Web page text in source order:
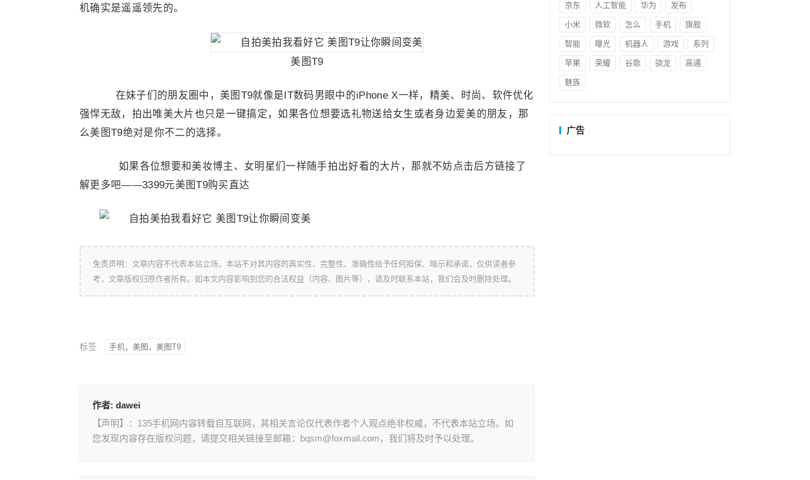
机确实是遥遥领先的。
美图T9
在妹子们的朋友圈中，美图T9就像是IT数码男眼中的iPhone X一样，精美、时尚、软件优化
强悍无敌，拍出唯美大片也只是一键搞定，如果各位想要选礼物送给女生或者身边爱美的朋友，那
么美图T9绝对是你不二的选择。
如果各位想要和美妆博主、女明星们一样随手拍出好看的大片，那就不妨点击后方链接了
解更多吧——3399元美图T9购买直达
免责声明：文章内容不代表本站立场，本站不对其内容的真实性、完整性、准确性给予任何担保、暗示和承诺，仅供读者参
考，文章版权归原作者所有。如本文内容影响到您的合法权益（内容、图片等），请及时联系本站，我们会及时删除处理。
标签: 手机，美图，美图T9
作者: dawei
【声明】：135手机网内容转载自互联网，其相关言论仅代表作者个人观点绝非权威，不代表本站立场。如
您发现内容存在版权问题，请提交相关链接至邮箱：bqsm@foxmail.com，我们将及时予以处理。
京东 人工智能 华为 发布
小米 微软 怎么 手机 旗舰
智能 曝光 机器人 游戏 系列
苹果 荣耀 谷歌 骁龙 高通
魅族
广告